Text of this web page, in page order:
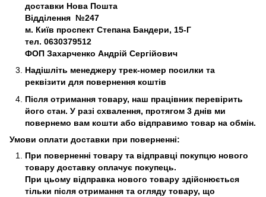
доставки Нова Пошта
Відділення №247
м. Київ проспект Степана Бандери, 15-Г
тел. 0630379512
ФОП Захарченко Андрій Сергійович
Надішліть менеджеру трек-номер посилки та
реквізити для повернення коштів
Після отримання товару, наш працівник перевірить
його стан. У разі схвалення, протягом 3 днів ми
повернемо вам кошти або відправимо товар на обмін.
Умови оплати доставки при поверненні:
При поверненні товару та відправці покупцю нового
товару доставку оплачує покупець.
При цьому відправка нового товару здійснюється
тільки після отримання та огляду товару, що